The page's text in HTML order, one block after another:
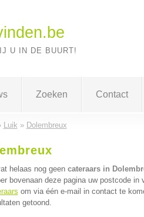
U IN DE BUURT!
Zoeken Contact
Luik » Dolembreux
helaas nog geen cateraars in
bovenaan deze pagina uw postcode
om via één e-mail in contact te
getoond.